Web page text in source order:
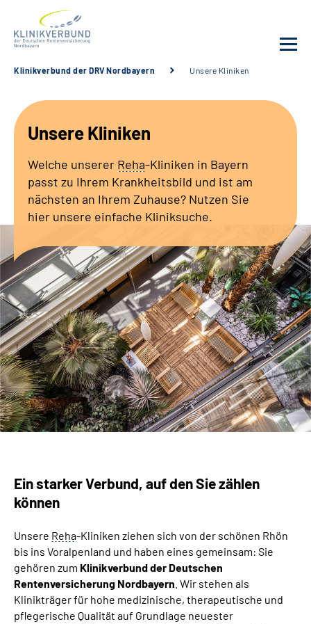
Behandlungsangebot
Sozialdienste & Zuweisende
Erweiterte Suche
Gebärdensprache
Leichte Sprache
Klinikverbund der DRV Nordbayern Unsere Kliniken
Unsere Kliniken
Welche unserer Reha-Kliniken in Bayern
passt zu Ihrem Krankheitsbild und ist am
nächsten an Ihrem Zuhause? Nutzen Sie
hier unsere einfache Kliniksuche.
Ein starker Verbund, auf den Sie zählen
können
Unsere Reha-Kliniken ziehen sich von der schönen Rhön
bis ins Voralpenland und haben eines gemeinsam: Sie
gehören zum Klinikverbund der Deutschen
Rentenversicherung Nordbayern . Wir stehen als
Klinikträger für hohe medizinische, therapeutische und
pflegerische Qualität auf Grundlage neuester